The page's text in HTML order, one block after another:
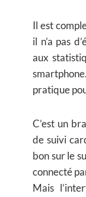
Il est
il n’a pas
aux
pratique
C’est un
de suivi
bon sur le
connecté
Mais